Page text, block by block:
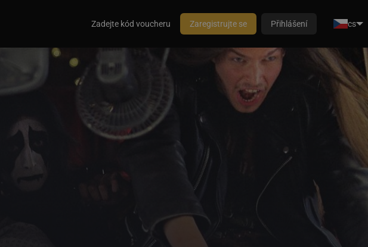
Zadejte kód voucheru Zaregistrujte se Přihlášení cs